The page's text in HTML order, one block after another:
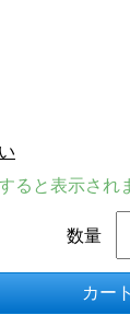
ると表示され
数量
カー